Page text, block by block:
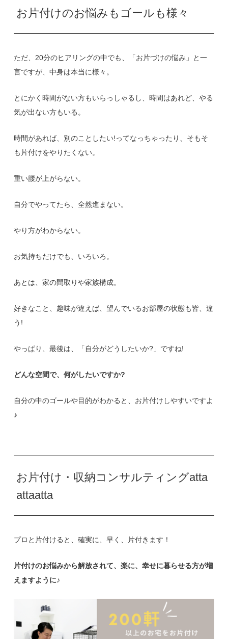
お片付けのお悩みもゴールも様々
ただ、20分のヒアリングの中でも、「お片づけの悩み」と一
言ですが、中身は本当に様々。
とにかく時間がない方もいらっしゃるし、時間はあれど、やる
気が出ない方もいる。
時間があれば、別のことしたい!ってなっちゃったり、そもそ
も片付けをやりたくない。
重い腰が上がらない。
自分でやってたら、全然進まない。
やり方がわからない。
お気持ちだけでも、いろいろ。
あとは、家の間取りや家族構成。
好きなこと、趣味が違えば、望んでいるお部屋の状態も皆、違
う!
やっぱり、最後は、「自分がどうしたいか?」ですね!
どんな空間で、何がしたいですか?
自分の中のゴールや目的がわかると、お片付けしやすいですよ
♪
お片付け・収納コンサルティングatta
attaatta
プロと片付けると、確実に、早く、片付きます！
片付けのお悩みから解放されて、楽に、幸せに暮らせる方が増
えますように♪